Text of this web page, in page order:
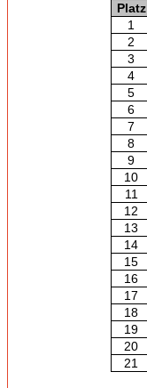
Platz
1
2
3
4
5
6
7
8
9
10
11
12
13
14
15
16
17
18
19
20
21